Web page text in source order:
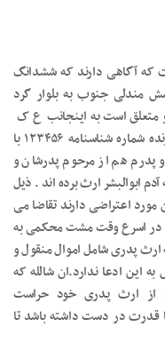
که آگاهی دارند که ششدانگ
مندلی جنوب به بلوار گرد
متعلق است به اینجانب ع ک
فرزند مرحوم جنت مکان خدر متولد۱۳۳۰ دارنده شماره شناسنامه ۱۲۳۴۵۶ با
پدرم و پدرم هم از مرحوم پدرشان و
ابوالبشر ارث برده اند . ذیل
مورد اعتراضی دارند تقاضا می
تا در اسرع وقت مشت محکمی به
ارث پدری شامل اموال منقول و
این ادعا ندارد.ان شالله که
از ارث پدری خود حراست
قدرت در دست داشته باشد تا